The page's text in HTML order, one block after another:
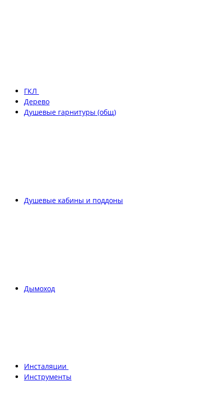
ГКЛ
Дерево
Душевые гарнитуры (общ)
Душевые кабины и поддоны
Дымоход
Инсталяции
Инструменты